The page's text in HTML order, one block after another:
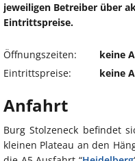
jeweiligen Betreiber über
Eintrittspreise.
Öffnungszeiten:
keine
Eintrittspreise:
keine
Anfahrt
Burg Stolzeneck befindet
kleinen Plateau an den